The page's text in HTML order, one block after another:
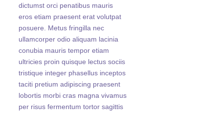
dictumst orci penatibus mauris
eros etiam praesent erat volutpat
posuere. Metus fringilla nec
ullamcorper odio aliquam lacinia
conubia mauris tempor etiam
ultricies proin quisque lectus sociis
tristique integer phasellus inceptos
taciti pretium adipiscing praesent
lobortis morbi cras magna vivamus
per risus fermentum tortor sagittis